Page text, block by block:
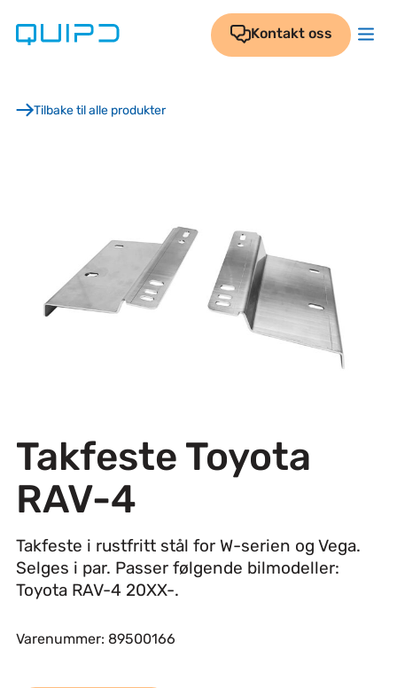
Kontakt oss
Tilbake til alle produkter
Takfeste Toyota
RAV-4
Takfeste i rustfritt stål for W-serien og Vega.
Selges i par. Passer følgende bilmodeller:
Toyota RAV-4 20XX-.
Varenummer: 89500166